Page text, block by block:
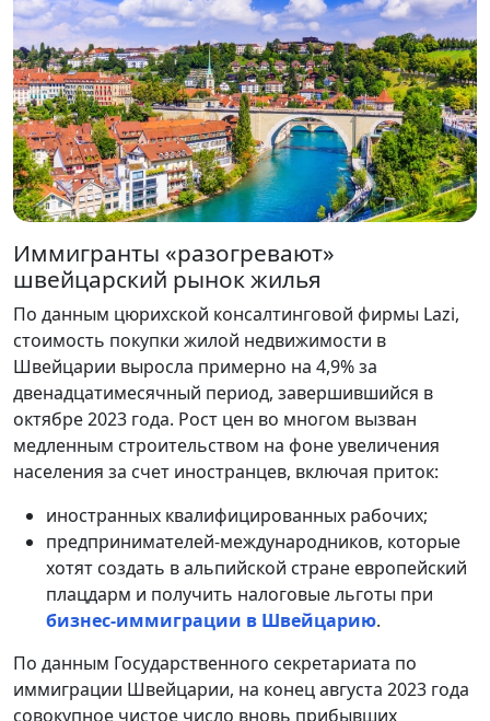
Иммигранты «разогревают»
швейцарский рынок жилья
По данным цюрихской консалтинговой фирмы Lazi,
стоимость покупки жилой недвижимости в
Швейцарии выросла примерно на 4,9% за
двенадцатимесячный период, завершившийся в
октябре 2023 года. Рост цен во многом вызван
медленным строительством на фоне увеличения
населения за счет иностранцев, включая приток:
иностранных квалифицированных рабочих;
предпринимателей-международников, которые
хотят создать в альпийской стране европейский
плацдарм и получить налоговые льготы при
бизнес-иммиграции в Швейцарию.
По данным Государственного секретариата по
иммиграции Швейцарии, на конец августа 2023 года
совокупное чистое число вновь прибывших